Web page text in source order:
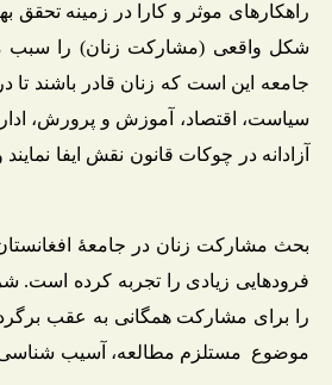
راهکار‌های موثر و کارا در زمینه تحقق
شکل واقعی (مشارکت زنان) را سبب
جامعه این است که زنان قادر باشند تا
سیاست، اقتصاد، آموزش و پرورش،
آزادانه در چوکات قانون نقش ایفا
بحث مشارکت زنان در جامعۀ
فرود‌هایی زیادی را تجربه کرده است.
را برای مشارکت همگانی به عقب
موضوع مستلزم مطالعه، آسیب شناسی